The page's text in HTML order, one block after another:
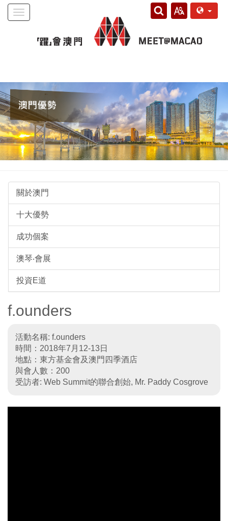
Toggle
關於澳門
十大優勢
成功個案
澳琴‧會展
投資E道
f.ounders
活動名稱: f.ounders
時間：2018年7月12-13日
地點：東方基金會及澳門四季酒店
與會人數：200
受訪者: Web Summit的聯合創始, Mr. Paddy Cosgrove